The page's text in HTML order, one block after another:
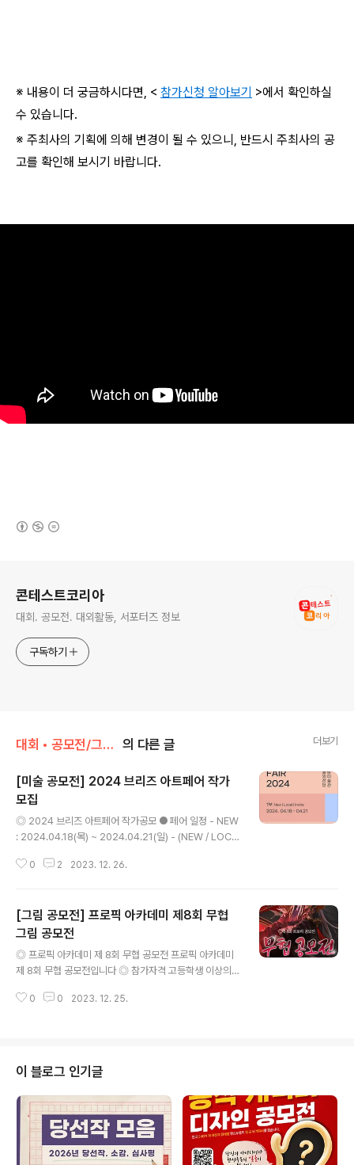
※ 내용이 더 궁금하시다면, < 참가신청 알아보기 >에서 확인하실
수 있습니다.
※ 주최사의 기획에 의해 변경이 될 수 있으니, 반드시 주최사의 공
고를 확인해 보시기 바랍니다.
콘테스트코리아
대회. 공모전. 대외활동, 서포터즈 정보
구독하기
대회 • 공모전/그림 • 미술 • 디자인 • 웹툰. 의 다른 글 더보기
[미술 공모전] 2024 브리즈 아트페어 작가
모집
◎ 2024 브리즈 아트페어 작가공모 ● 페어 일정 - NEW
: 2024.04.18(목) ~ 2024.04.21(일) - (NEW / LOCA
5(목) ~ 2024.04.28(일) - (NOW / GLOBAL / COLL
내외 /NOW 40명 내외 / 프라이즈 2명 / 기타 LOCAL, G
LOBAL 트랙 등 ) ◎ 모집인원 - NEW 30명, NOW 40
명 내외 ◎ 공모대상 ● 공모 대상 (공통) - 시각예술 분야
에서 활동하며 예술활동이 주업인 사람, 앞으로도 계속 예
0 2 2023. 12. 26.
[그림 공모전] 프로픽 아카데미 제8회 무협
그림 공모전
◎ 프로픽 아카데미 제 8회 무협 공모전 프로픽 아카데미
제 8회 무협 공모전입니다 ◎ 참가자격 고등학생 이상의
주제 무협요소가 포함된 그림 ex) 무협 요소가 등장한 캐
(4500 x 3000), 세로 (3000 x 4500) 원하시는 파일을
다운 받으셔서 참여하시면 됩니다. 1. 게시글에 첨부 된 파
일을 다운로드 합니다. 2. 가로: 4500 x 3000 / 세로: 30
00 x 4500 으로 부문 상관 없이 파일을 다운 받으시면 됩
니다. (※..
0 0 2023. 12. 25.
이 블로그 인기글